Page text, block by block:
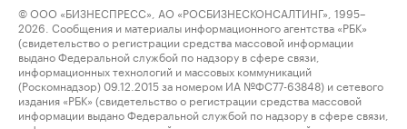
© ООО «БИЗНЕСПРЕСС», АО «РОСБИЗНЕСКОНСАЛТИНГ», 1995–
2026. Сообщения и материалы информационного агентства «РБК»
(свидетельство о регистрации средства массовой информации
выдано Федеральной службой по надзору в сфере связи,
информационных технологий и массовых коммуникаций
(Роскомнадзор) 09.12.2015 за номером ИА №ФС77-63848) и сетевого
издания «РБК» (свидетельство о регистрации средства массовой
информации выдано Федеральной службой по надзору в сфере связи,